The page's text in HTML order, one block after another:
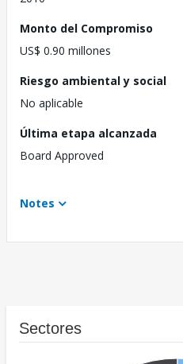
Monto del Compromiso
US$ 0.90 millones
Riesgo ambiental y social
No aplicable
Última etapa alcanzada
Board Approved
Notes
Sectores